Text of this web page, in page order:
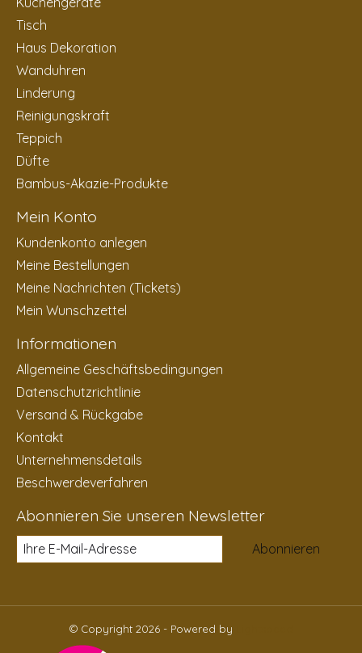
Tisch
Haus Dekoration
Wanduhren
Linderung
Reinigungskraft
Teppich
Düfte
Bambus-Akazie-Produkte
Mein Konto
Kundenkonto anlegen
Meine Bestellungen
Meine Nachrichten (Tickets)
Mein Wunschzettel
Informationen
Allgemeine Geschäftsbedingungen
Datenschutzrichtlinie
Versand & Rückgabe
Kontakt
Unternehmensdetails
Beschwerdeverfahren
Abonnieren Sie unseren Newsletter
Abonnieren
© Copyright 2026 - Powered by